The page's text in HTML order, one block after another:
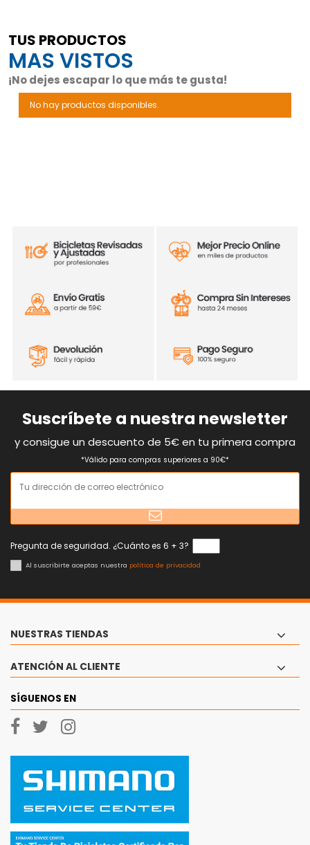
TUS PRODUCTOS
MAS VISTOS
¡No dejes escapar lo que más te gusta!
No hay productos disponibles.
Suscríbete a nuestra newsletter
y consigue un descuento de 5€ en tu primera compra
*Válido para compras superiores a 90€*
Pregunta de seguridad. ¿Cuánto es 6 + 3?
Al suscribirte aceptas nuestra política de privacidad
NUESTRAS TIENDAS
ATENCIÓN AL CLIENTE
SÍGUENOS EN